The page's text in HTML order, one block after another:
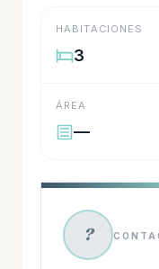
HABITACIONES
3
ÁREA
—
?